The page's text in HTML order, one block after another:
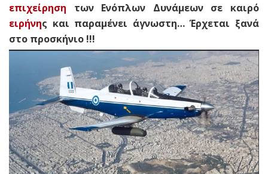
επιχείρηση των Ενόπλων Δυνάμεων σε καιρό
ειρήνης και παραμένει άγνωστη… Έρχεται ξανά
στο προσκήνιο !!!